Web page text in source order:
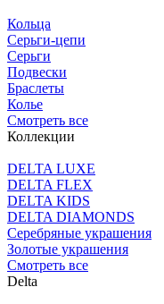
Кольца
Серьги-цепи
Серьги
Подвески
Браслеты
Колье
Смотреть все
Коллекции
DELTA LUXE
DELTA FLEX
DELTA KIDS
DELTA DIAMONDS
Серебряные украшения
Золотые украшения
Смотреть все
Delta